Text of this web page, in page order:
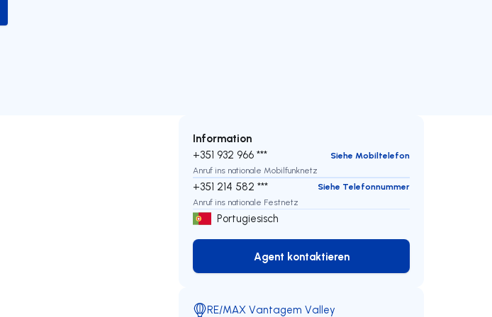
Information
+351 932 966 ***
Siehe Mobiltelefon
Anruf ins nationale Mobilfunknetz
+351 214 582 ***
Siehe Telefonnummer
Anruf ins nationale Festnetz
Portugiesisch
Agent kontaktieren
Agent kontaktieren
RE/MAX Vantagem Valley